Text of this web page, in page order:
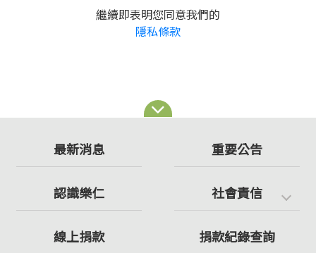
繼續即表明您同意我們的
隱私條款
最新消息 重要公告
認識樂仁 社會責信
線上捐款 捐款紀錄查詢